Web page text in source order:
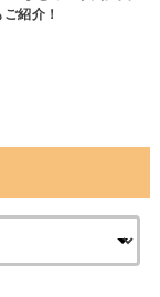
紹介！